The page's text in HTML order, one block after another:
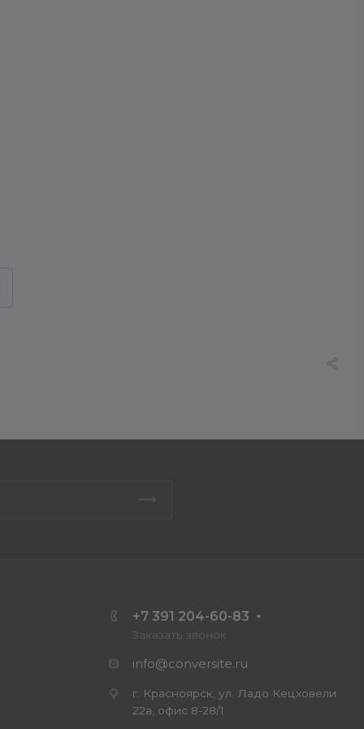
+7 391 204-60-83
Заказать звонок
info@conversite.ru
г. Красноярск, ул. Ладо Кецховели
22а, офис 8-28/1